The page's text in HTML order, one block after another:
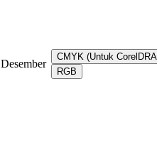
Desember
CMYK (Untuk
RGB